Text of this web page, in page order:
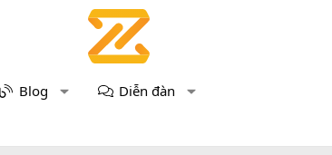
Blog Diễn đàn